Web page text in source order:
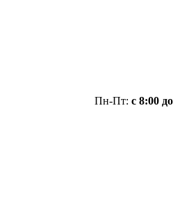
Пн-Пт: с 8:00 до